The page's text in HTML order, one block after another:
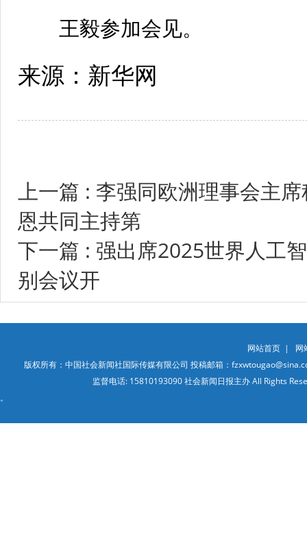
王毅参加会见。
来源：新华网
上一篇 : 李强同欧洲理事会主
恩共同主持第
下一篇 : 强出席2025世界人工
别会议开
网站首页 | 网
版权所有：中国社会新闻社国际传媒有限公司 投稿邮箱：
监督电话: 15810193090 社会新闻日报主办 All Rights
。